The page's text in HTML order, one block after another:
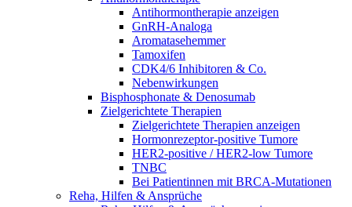
Antihormontherapie anzeigen
GnRH-Analoga
Aromatasehemmer
Tamoxifen
CDK4/6 Inhibitoren & Co.
Nebenwirkungen
Bisphosphonate & Denosumab
Zielgerichtete Therapien
Zielgerichtete Therapien anzeigen
Hormonrezeptor-positive Tumore
HER2-positive / HER2-low Tumore
TNBC
Bei Patientinnen mit BRCA-Mutationen
Reha, Hilfen & Ansprüche